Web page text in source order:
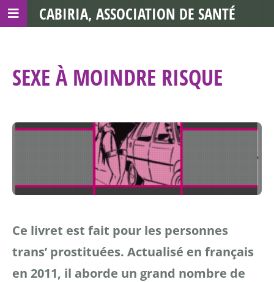
SEXE À MOINDRE RISQUE
Ce livret est fait pour les personnes
trans’ prostituées. Actualisé en français
en 2011, il aborde un grand nombre de
CABIRIA, ASSOCIATION DE SANTÉ